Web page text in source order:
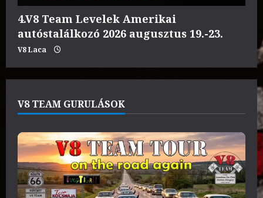
4.V8 Team Levelek Amerikai
autóstalálkozó 2026 augusztus 19.-23.
V8 Laca
V8 TEAM GURULÁSOK